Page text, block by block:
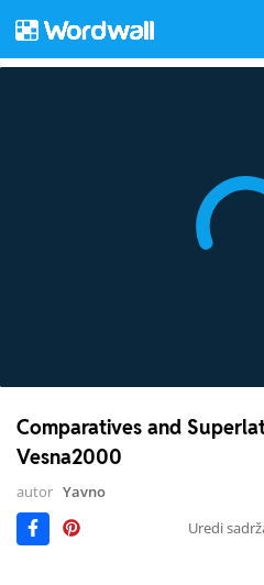
Comparatives and
Vesna2000
autor Yavno
Uredi